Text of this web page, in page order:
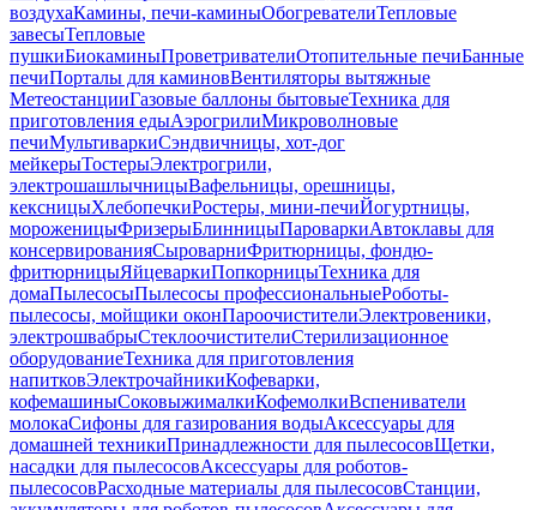
воздухаКамины, печи-каминыОбогревателиТепловые
завесыТепловые
пушкиБиокаминыПроветривателиОтопительные печиБанные
печиПорталы для каминовВентиляторы вытяжные
МетеостанцииГазовые баллоны бытовыеТехника для
приготовления едыАэрогрилиМикроволновые
печиМультиваркиСэндвичницы, хот-дог
мейкерыТостерыЭлектрогрили,
электрошашлычницыВафельницы, орешницы,
кексницыХлебопечкиРостеры, мини-печиЙогуртницы,
мороженицыФризерыБлинницыПароваркиАвтоклавы для
консервированияСыроварниФритюрницы, фондю-
фритюрницыЯйцеваркиПопкорницыТехника для
домаПылесосыПылесосы профессиональныеРоботы-
пылесосы, мойщики оконПароочистителиЭлектровеники,
электрошвабрыСтеклоочистителиСтерилизационное
оборудованиеТехника для приготовления
напитковЭлектрочайникиКофеварки,
кофемашиныСоковыжималкиКофемолкиВспениватели
молокаСифоны для газирования водыАксессуары для
домашней техникиПринадлежности для пылесосовЩетки,
насадки для пылесосовАксессуары для роботов-
пылесосовРасходные материалы для пылесосовСтанции,